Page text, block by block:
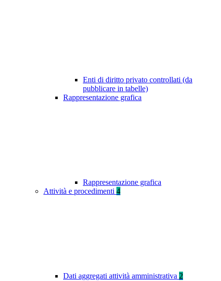
Enti di diritto privato controllati (da
pubblicare in tabelle)
Rappresentazione grafica
Rappresentazione grafica
Attività e procedimenti 4
Dati aggregati attività amministrativa 2